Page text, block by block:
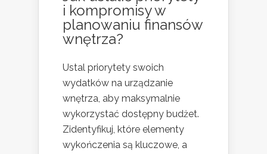
i kompromisy w
planowaniu finansów
wnętrza?
Ustal priorytety swoich
wydatków na urządzanie
wnętrza, aby maksymalnie
wykorzystać dostępny budżet.
Zidentyfikuj, które elementy
wykończenia są kluczowe, a